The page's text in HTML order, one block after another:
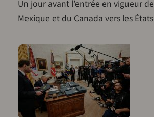
Un jour avant l’entrée en vigueur
Mexique et du Canada vers les